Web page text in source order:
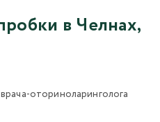
в Челнах,
оториноларинголога